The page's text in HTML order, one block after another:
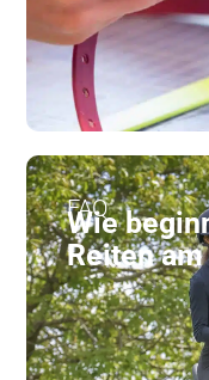
FAQ
Wie
Reiten